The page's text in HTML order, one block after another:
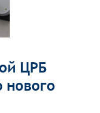
ЦРБ
нового